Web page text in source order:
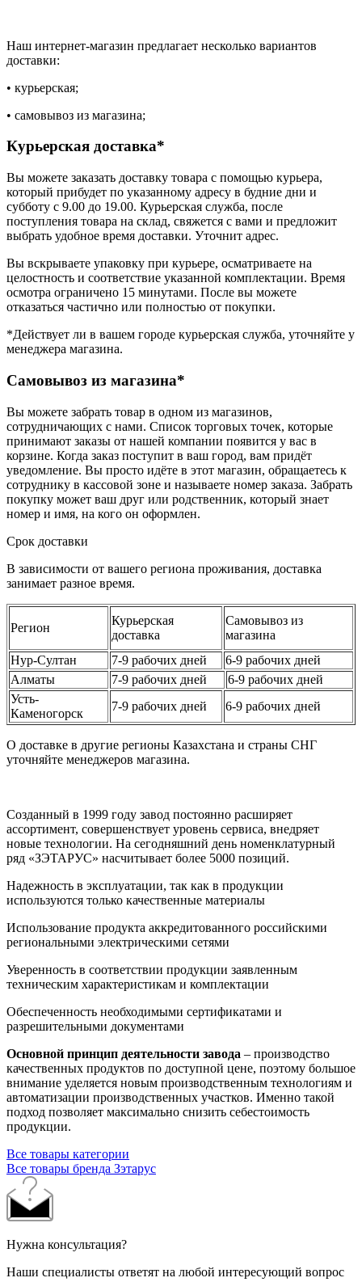
Наш интернет-магазин предлагает несколько вариантов
доставки:
• курьерская;
• самовывоз из магазина;
Курьерская доставка*
Вы можете заказать доставку товара с помощью курьера,
который прибудет по указанному адресу в будние дни и
субботу с 9.00 до 19.00. Курьерская служба, после
поступления товара на склад, свяжется с вами и предложит
выбрать удобное время доставки. Уточнит адрес.
Вы вскрываете упаковку при курьере, осматриваете на
целостность и соответствие указанной комплектации. Время
осмотра ограничено 15 минутами. После вы можете
отказаться частично или полностью от покупки.
*Действует ли в вашем городе курьерская служба, уточняйте у
менеджера магазина.
Самовывоз из магазина*
Вы можете забрать товар в одном из магазинов,
сотрудничающих с нами. Список торговых точек, которые
принимают заказы от нашей компании появится у вас в
корзине. Когда заказ поступит в ваш город, вам придёт
уведомление. Вы просто идёте в этот магазин, обращаетесь к
сотруднику в кассовой зоне и называете номер заказа. Забрать
покупку может ваш друг или родственник, который знает
номер и имя, на кого он оформлен.
Срок доставки
В зависимости от вашего региона проживания, доставка
занимает разное время.
Регион
Курьерская
доставка
Самовывоз из
магазина
Нур-Султан
7-9 рабочих дней
6-9 рабочих дней
Алматы
7-9 рабочих дней
6-9 рабочих дней
Усть-
Каменогорск
7-9 рабочих дней 6-9 рабочих дней
О доставке в другие регионы Казахстана и страны СНГ
уточняйте менеджеров магазина.
Созданный в 1999 году завод постоянно расширяет
ассортимент, совершенствует уровень сервиса, внедряет
новые технологии. На сегодняшний день номенклатурный
ряд «ЗЭТАРУС» насчитывает более 5000 позиций.
Надежность в эксплуатации, так как в продукции
используются только качественные материалы
Использование продукта аккредитованного российскими
региональными электрическими сетями
Уверенность в соответствии продукции заявленным
техническим характеристикам и комплектации
Обеспеченность необходимыми сертификатами и
разрешительными документами
Основной принцип деятельности завода – производство
качественных продуктов по доступной цене, поэтому большое
внимание уделяется новым производственным технологиям и
автоматизации производственных участков. Именно такой
подход позволяет максимально снизить себестоимость
продукции.
Все товары категории
Все товары бренда Зэтарус
Нужна консультация?
Наши специалисты ответят на любой интересующий вопрос